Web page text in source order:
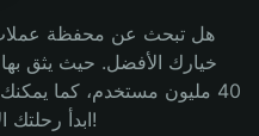
هل تبحث عن محفظة
على محفظة Bitget Wallet. ابدأ رحلتك الآن!